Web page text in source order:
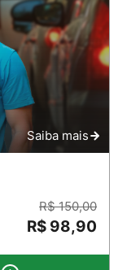
Saiba mais
R$ 150,00
R$ 98,90